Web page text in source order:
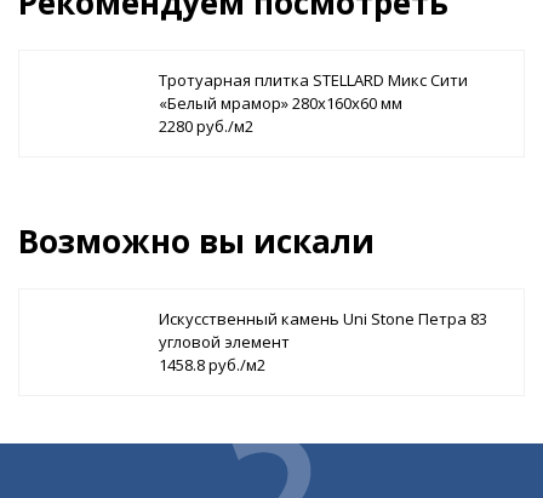
Тротуарная плитка STELLARD Микс Сити
«Белый мрамор» 280х160х60 мм
2280 руб./м2
Возможно вы искали
Искусственный камень Uni Stone Петра 83
угловой элемент
1458.8 руб./м2